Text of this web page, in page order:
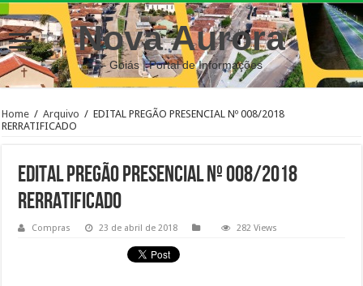
Nova Aurora
– Goiás | Portal de Informações
Home / Arquivo / EDITAL PREGÃO PRESENCIAL Nº 008/2018
RERRATIFICADO
EDITAL PREGÃO PRESENCIAL Nº 008/2018
RERRATIFICADO
Compras 23 de abril de 2018 282 Views